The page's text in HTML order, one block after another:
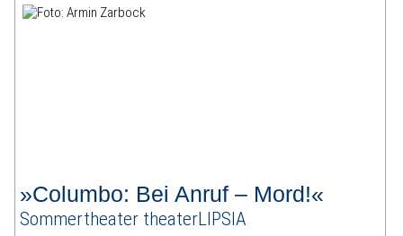
»Columbo: Bei Anruf – Mord!«
Sommertheater theaterLIPSIA